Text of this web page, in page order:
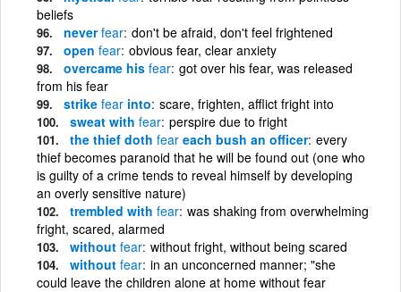
beliefs
neverfear don't be afraid, don't feel frightened
open fear obvious fear, clear anxiety
overcame his fear got over his fear, was released
from his fear
strike fear into scare, frighten, afflict fright into
sweat with fear perspire due to fright
the thief doth fear each bush an officer every
thief becomes paranoid that he will be found out (one who
is guilty of a crime tends to reveal himself by developing
an overly sensitive nature)
trembled with fear was shaking from overwhelming
fright, scared, alarmed
without fear without fright, without being scared
without fear in an unconcerned manner; "she
could leave the children alone at home without fear